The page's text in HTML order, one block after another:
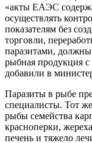
«акты ЕАЭС
осуществлять
показателям без
торговли,
паразитами,
рыбная продукция
добавили в
Паразиты в рыбе
специалисты. Тот
рыбы семейства
красноперки,
печень и тяжело